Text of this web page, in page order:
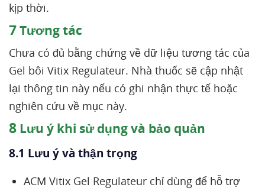
kịp thời.
7Tương tác
Chưa có đủ bằng chứng về dữ liệu tương tác của
Gel bôi Vitix Regulateur. Nhà thuốc sẽ cập nhật
lại thông tin này nếu có ghi nhận thực tế hoặc
nghiên cứu về mục này.
8 Lưu ý khi sử dụng và bảo quản
8.1 Lưu ý và thận trọng
ACM Vitix Gel Regulateur chỉ dùng để hỗ trợ